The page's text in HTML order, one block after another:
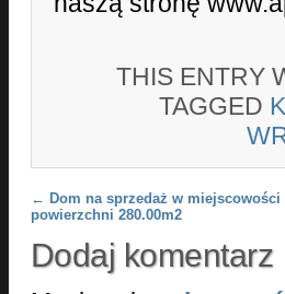
THIS ENTRY
TAGGED
Post navigation
← Dom na sprzedaż w miejscowości
powierzchni 280.00m2
Dodaj komentarz